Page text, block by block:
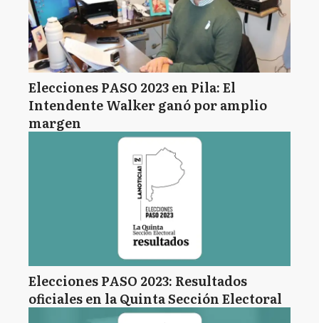
Elecciones PASO 2023 en Pila: El
Intendente Walker ganó por amplio
margen
Elecciones PASO 2023: Resultados
oficiales en la Quinta Sección Electoral